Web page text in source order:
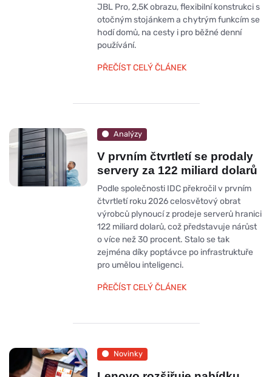
JBL Pro, 2,5K obrazu, flexibilní konstrukci s
otočným stojánkem a chytrým funkcím se
hodí domů, na cesty i pro běžné denní
používání.
PŘEČÍST CELÝ ČLÁNEK
Analýzy
V prvním čtvrtletí se prodaly
servery za 122 miliard dolarů
Podle společnosti IDC překročil v prvním
čtvrtletí roku 2026 celosvětový obrat
výrobců plynoucí z prodeje serverů hranici
122 miliard dolarů, což představuje nárůst
o více než 30 procent. Stalo se tak
zejména díky poptávce po infrastruktuře
pro umělou inteligenci.
PŘEČÍST CELÝ ČLÁNEK
Novinky